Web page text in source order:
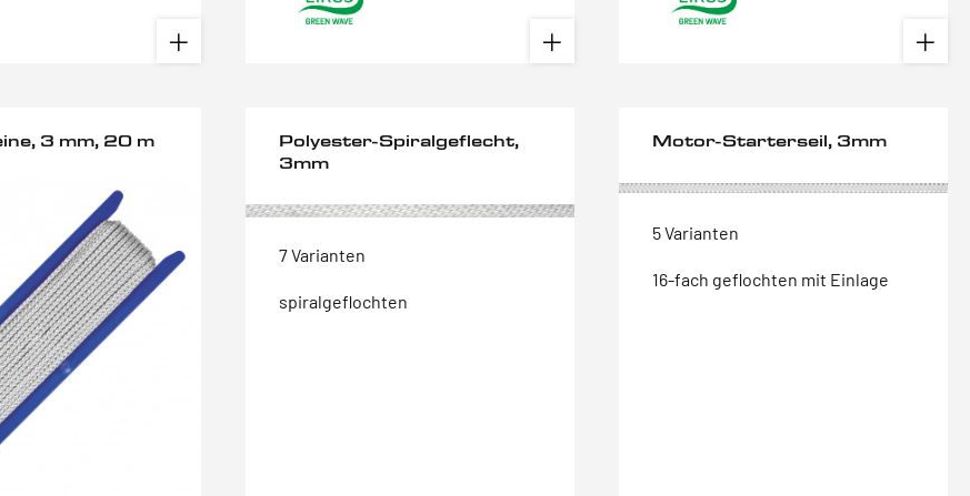
3 mm, 20 m
Polyester-Spiralgeflecht,
3mm
7 Varianten
spiralgeflochten
Motor-Starterseil, 3mm
5 Varianten
16-fach geflochten mit Einlage